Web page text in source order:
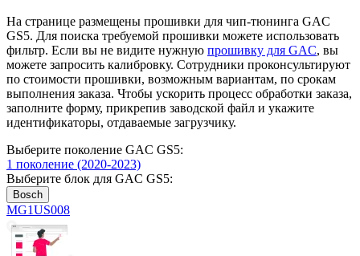
На странице размещены прошивки для чип-тюнинга GAC
GS5. Для поиска требуемой прошивки можете использовать
фильтр. Если вы не видите нужную прошивку для GAC, вы
можете запросить калибровку. Сотрудники проконсультируют
по стоимости прошивки, возможным вариантам, по срокам
выполнения заказа. Чтобы ускорить процесс обработки заказа,
заполните форму, прикрепив заводской файл и укажите
идентификаторы, отдаваемые загрузчику.
Выберите поколение GAC GS5:
1 поколение (2020-2023)
Выберите блок для GAC GS5:
Bosch
MG1US008